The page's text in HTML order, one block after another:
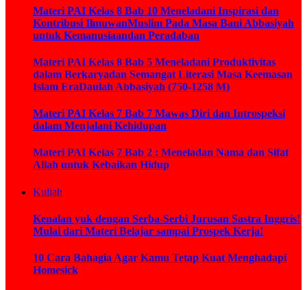
Materi PAI Kelas 8 Bab 10 Meneladani Inspirasi dan
Kontribusi IlmuwanMuslim Pada Masa Bani Abbasiyah
untuk Kemanusiaandan Peradaban
Materi PAI Kelas 8 Bab 5 Meneladani Produktivitas
dalam Berkaryadan Semangat Literasi Masa Keemasan
Islam EraDaulah Abbasiyah (750-1258 M)
Materi PAI Kelas 7 Bab 7 Mawas Diri dan Introspeksi
dalam Menjalani Kehidupan
Materi PAI Kelas 7 Bab 2 : Meneladan Nama dan Sifat
Allah untuk Kebaikan Hidup
Kuliah
Kenalan yuk dengan Serba-Serbi Jurusan Sastra Inggris!
Mulai dari Materi Belajar sampai Prospek Kerja!
10 Cara Bahagia Agar Kamu Tetap Kuat Menghadapi
Homesick